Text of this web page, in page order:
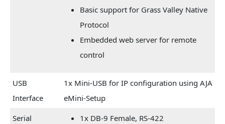
Basic support for Grass Valley Native
Protocol
Embedded web server for remote
control
USB
Interface
1x Mini-USB for IP configuration using AJA
eMini-Setup
Serial
1x DB-9 Female, RS-422